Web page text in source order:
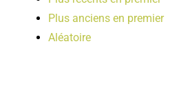
Plus anciens en premier
Aléatoire